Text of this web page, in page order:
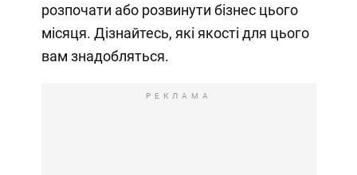
розпочати або розвинути бізнес цього
місяця. Дізнайтесь, які якості для цього
вам знадобляться.
РЕКЛАМА